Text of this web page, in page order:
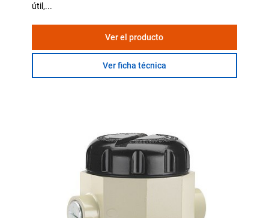
útil,...
Ver el producto
Ver ficha técnica